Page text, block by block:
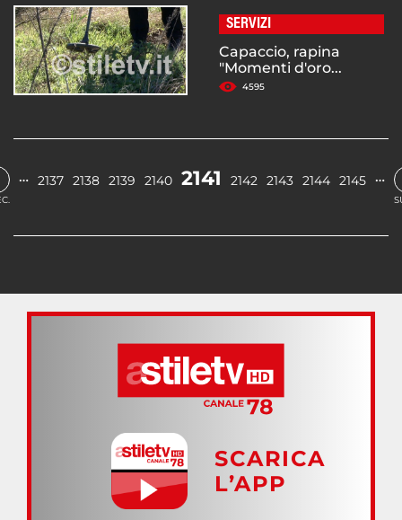
SERVIZI
Capaccio, rapina
"Momenti d'oro...
4595
… 2137 2138 2139 2140 2141 2142 2143 2144 2145 …
SCARICA
L’APP